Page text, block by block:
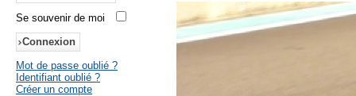
Se souvenir de moi
Mot de passe oublié ?
Identifiant oublié ?
Créer un compte